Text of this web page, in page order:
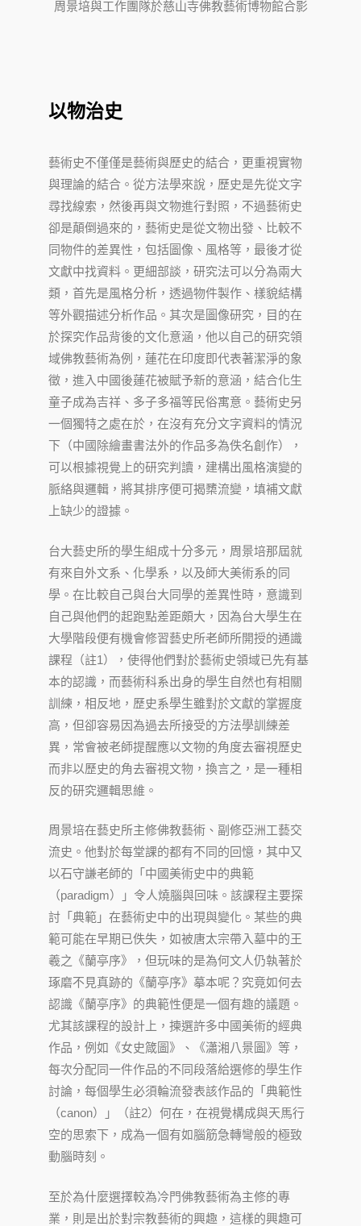
周景培與工作團隊於慈山寺佛教藝術博物館合影
以物治史
藝術史不僅僅是藝術與歷史的結合，更重視實物
與理論的結合。從方法學來說，歷史是先從文字
尋找線索，然後再與文物進行對照，不過藝術史
卻是顛倒過來的，藝術史是從文物出發、比較不
同物件的差異性，包括圖像、風格等，最後才從
文獻中找資料。更細部談，研究法可以分為兩大
類，首先是風格分析，透過物件製作、樣貌結構
等外觀描述分析作品。其次是圖像研究，目的在
於探究作品背後的文化意涵，他以自己的研究領
域佛教藝術為例，蓮花在印度即代表著潔淨的象
徵，進入中國後蓮花被賦予新的意涵，結合化生
童子成為吉祥、多子多福等民俗寓意。藝術史另
一個獨特之處在於，在沒有充分文字資料的情況
下（中國除繪畫書法外的作品多為佚名創作），
可以根據視覺上的研究判讀，建構出風格演變的
脈絡與邏輯，將其排序便可揭櫫流變，填補文獻
上缺少的證據。
台大藝史所的學生組成十分多元，周景培那屆就
有來自外文系、化學系，以及師大美術系的同
學。在比較自己與台大同學的差異性時，意識到
自己與他們的起跑點差距頗大，因為台大學生在
大學階段便有機會修習藝史所老師所開授的通識
課程（註1），使得他們對於藝術史領域已先有基
本的認識，而藝術科系出身的學生自然也有相關
訓練，相反地，歷史系學生雖對於文獻的掌握度
高，但卻容易因為過去所接受的方法學訓練差
異，常會被老師提醒應以文物的角度去審視歷史
而非以歷史的角去審視文物，換言之，是一種相
反的研究邏輯思維。
周景培在藝史所主修佛教藝術、副修亞洲工藝交
流史。他對於每堂課的都有不同的回憶，其中又
以石守謙老師的「中國美術史中的典範
（paradigm）」令人燒腦與回味。該課程主要探
討「典範」在藝術史中的出現與變化。某些的典
範可能在早期已佚失，如被唐太宗帶入墓中的王
羲之《蘭亭序》，但玩味的是為何文人仍執著於
琢磨不見真跡的《蘭亭序》摹本呢？究竟如何去
認識《蘭亭序》的典範性便是一個有趣的議題。
尤其該課程的設計上，揀選許多中國美術的經典
作品，例如《女史箴圖》、《瀟湘八景圖》等，
每次分配同一件作品的不同段落給選修的學生作
討論，每個學生必須輪流發表該作品的「典範性
（canon）」（註2）何在，在視覺構成與天馬行
空的思索下，成為一個有如腦筋急轉彎般的極致
動腦時刻。
至於為什麼選擇較為冷門佛教藝術為主修的專
業，則是出於對宗教藝術的興趣，這樣的興趣可